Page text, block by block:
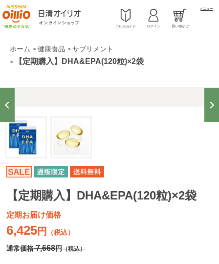
ご利用ガイド ログイン 買い物かご
メニュー
ホーム > 健康食品 > サプリメント
> 【定期購入】DHA&EPA(120粒)×2袋
【定期購入】DHA&EPA(120粒)×2袋
定期お届け価格
6,425円 （税込）
通常価格7,668円（税込）